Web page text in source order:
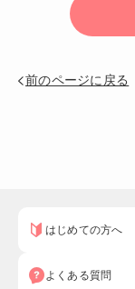
前のページに戻る
はじめての方へ
よくある質問